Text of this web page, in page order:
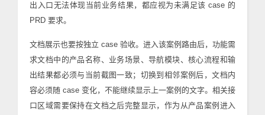
出入口无法体现当前业务结果，都应视为未满足该 case 的
PRD 要求。
文档展示也要按独立 case 验收。进入该案例路由后，功能需
求文档中的产品名称、业务场景、导航模块、核心流程和输
出结果都必须与当前截图一致；切换到相邻案例后，文档内
容必须随 case 变化，不能继续显示上一案例的文字。相关接
口区域需要保持在文档之后完整显示，作为从产品案例进入